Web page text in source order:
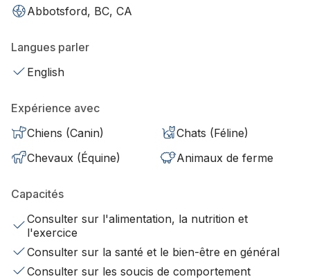
Abbotsford, BC, CA
Langues parler
English
Expérience avec
Chiens (Canin)
Chats (Féline)
Chevaux (Équine)
Animaux de ferme
Capacités
Consulter sur l'alimentation, la nutrition et
l'exercice
Consulter sur la santé et le bien-être en général
Consulter sur les soucis de comportement